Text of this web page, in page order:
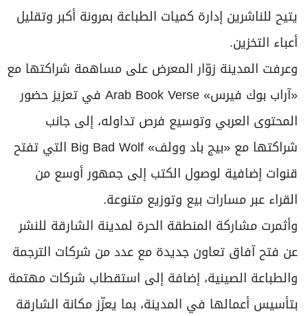
يتيح للناشرين إدارة كميات الطباعة بمرونة أكبر وتقليل
أعباء التخزين.
وعرفت المدينة زوّار المعرض على مساهمة شراكتها مع
«آراب بوك فيرس» Arab Book Verse في تعزيز حضور
المحتوى العربي وتوسيع فرص تداوله، إلى جانب
شراكتها مع «بيج باد وولف» Big Bad Wolf التي تفتح
قنوات إضافية لوصول الكتب إلى جمهور أوسع من
القراء عبر مسارات بيع وتوزيع متنوعة.
وأثمرت مشاركة المنطقة الحرة لمدينة الشارقة للنشر
عن فتح آفاق تعاون جديدة مع عدد من شركات الترجمة
والطباعة الصينية، إضافة إلى استقطاب شركات مهتمة
بتأسيس أعمالها في المدينة، بما يعزّز مكانة الشارقة